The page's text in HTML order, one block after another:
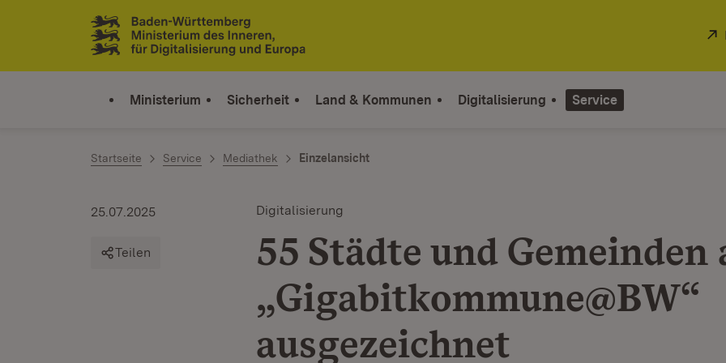
Zum Inhalt springen
Link zur Startseite
Ministerium Sicherheit Land & Kommunen Digitalisierung Service
Startseite Service Mediathek Einzelansicht
Digitalisierung
55 Städte und Gemeinden
„Gigabitkommune@BW“
ausgezeichnet
25.07.2025
Teilen